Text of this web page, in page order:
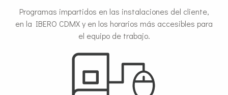
Programas impartidos en las instalaciones del cliente,
en la IBERO CDMX y en los horarios más accesibles para
el equipo de trabajo.